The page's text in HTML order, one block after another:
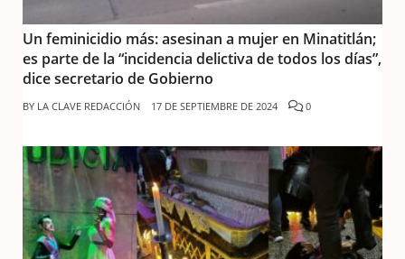
Un feminicidio más: asesinan a mujer en Minatitlán;
es parte de la “incidencia delictiva de todos los días”,
dice secretario de Gobierno
BY LA CLAVE REDACCIÓN 17 DE SEPTIEMBRE DE 2024 0